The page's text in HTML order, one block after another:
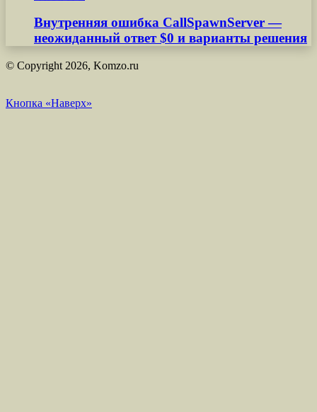
Внутренняя ошибка CallSpawnServer —
неожиданный ответ $0 и варианты решения
© Copyright 2026, Komzo.ru
Кнопка «Наверх»